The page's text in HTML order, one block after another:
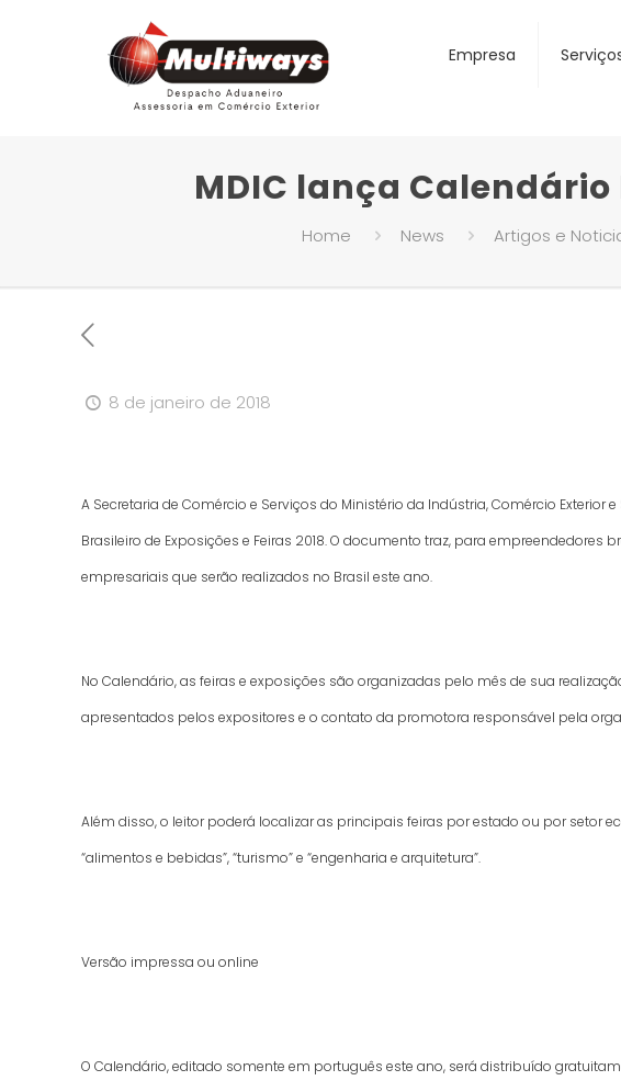
Empresa
MDIC lança Calendário
Home News Artigos e
8 de janeiro de 2018
A Secretaria de Comércio e Serviços do Ministério da Indústria, Comércio Exterior
Brasileiro de Exposições e Feiras 2018. O documento traz, para
empresariais que serão realizados no Brasil este ano.
No Calendário, as feiras e exposições são organizadas pelo mês de sua
apresentados pelos expositores e o contato da promotora responsável pela
Além disso, o leitor poderá localizar as principais feiras por estado ou por setor
“alimentos e bebidas”, “turismo” e “engenharia e arquitetura”.
Versão impressa ou online
O Calendário, editado somente em português este ano, será distribuído